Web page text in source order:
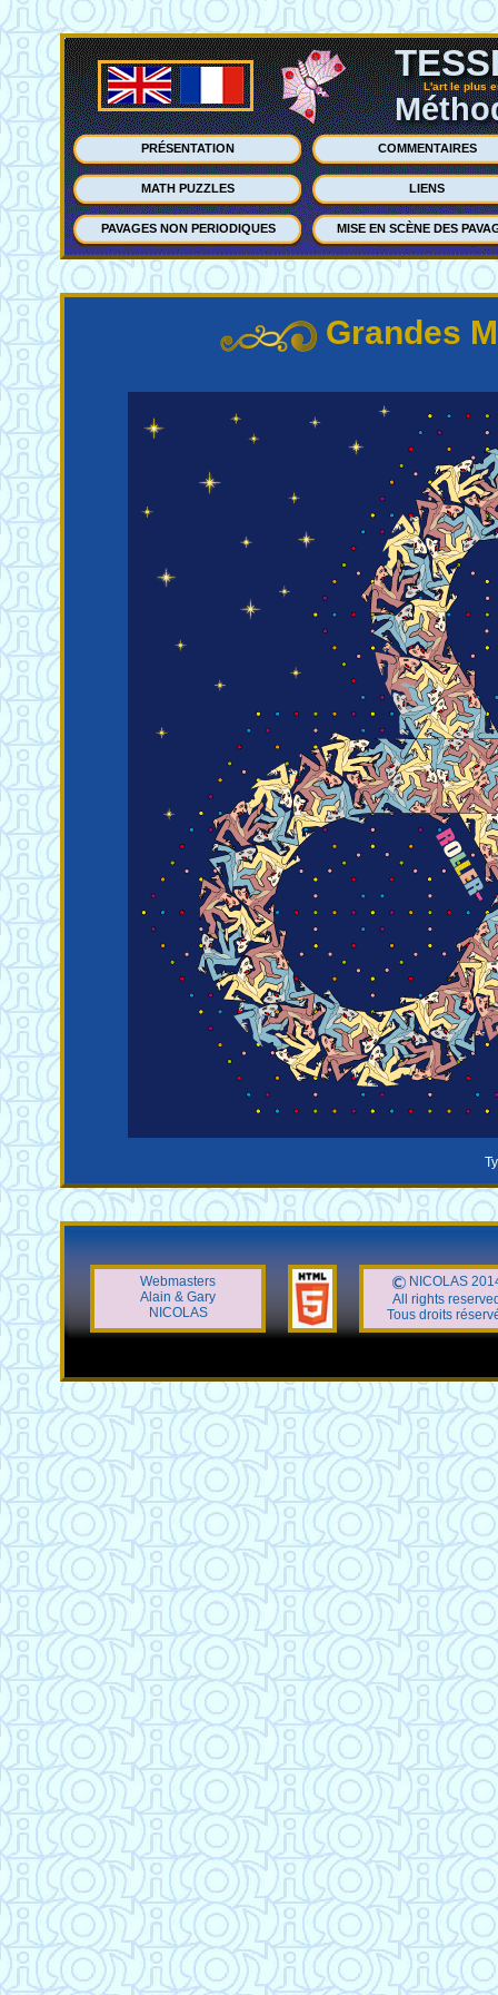
L'art le plus
PRÉSENTATION COMMENTAIRES
MATH PUZZLES LIENS
PAVAGES NON PERIODIQUES MISE EN SCÈNE DES
Grandes
Webmasters
Alain & Gary
NICOLAS
NICOLAS
All rights
Tous droits